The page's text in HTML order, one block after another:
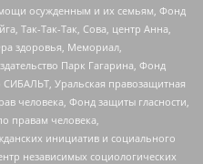
осужденным и их семьям, Фонд
Так-Так-Так, Сова, центр Анна,
здоровья, Мемориал,
Парк Гагарина, Фонд
Уральская правозащитная
человека, Фонд защиты гласности,
правам человека,
инициатив и социального
независимых социологических